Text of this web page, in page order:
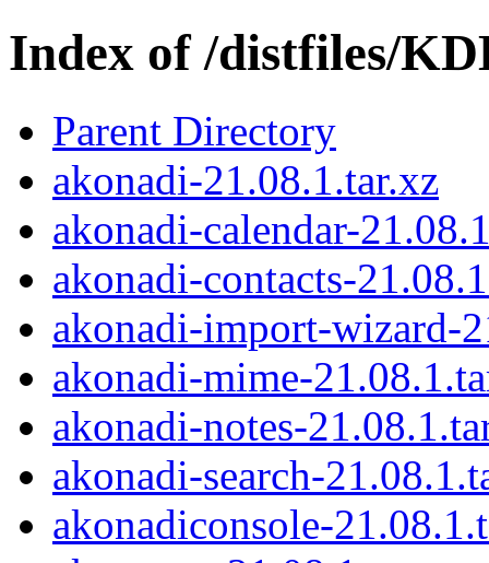
Index of /distfiles/
Parent Directory
akonadi-21.08.1.tar.xz
akonadi-calendar-
akonadi-contacts-
akonadi-import-wizard-
akonadi-mime-
akonadi-notes-
akonadi-search-
akonadiconsole-